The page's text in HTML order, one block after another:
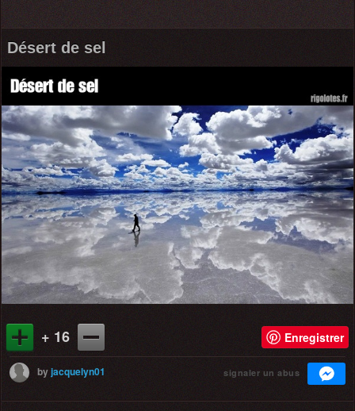
Désert de sel
+ 16 Enregistrer
byjacquelyn01 signaler un abus